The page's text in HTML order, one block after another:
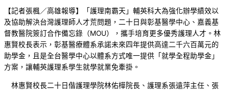
【記者張楓／高雄報導】「護理南霸天」輔英科大為強化辦學績效以
及協助解決台灣護理師人才荒問題，二十日與彰基醫學中心、嘉義基
督教醫院簽訂合作備忘錄（MOU），攜手培育更多優秀護理人才。林
惠賢校長表示，彰基醫療體系承諾未來四年提供高達二千六百萬元的
助學金，且是全台醫學中心以體系方式唯一提供「就學全程助學金」
方案，讓輔英護理系學生就學就業免牽掛。
林惠賢校長二十日偕護理學院林佑樺院長、護理系張遠萍主任、張